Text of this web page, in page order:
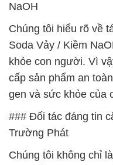
NaOH
Chúng tôi hiểu rõ về
Soda Vảy / Kiềm
khỏe con người. Vì
cấp sản phẩm an
gen và sức khỏe của
### Đối tác đáng tin
Trường Phát
Chúng tôi không chỉ